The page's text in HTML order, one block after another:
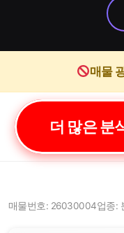
매물
더 많은 분
매물번호: 26030004업종: